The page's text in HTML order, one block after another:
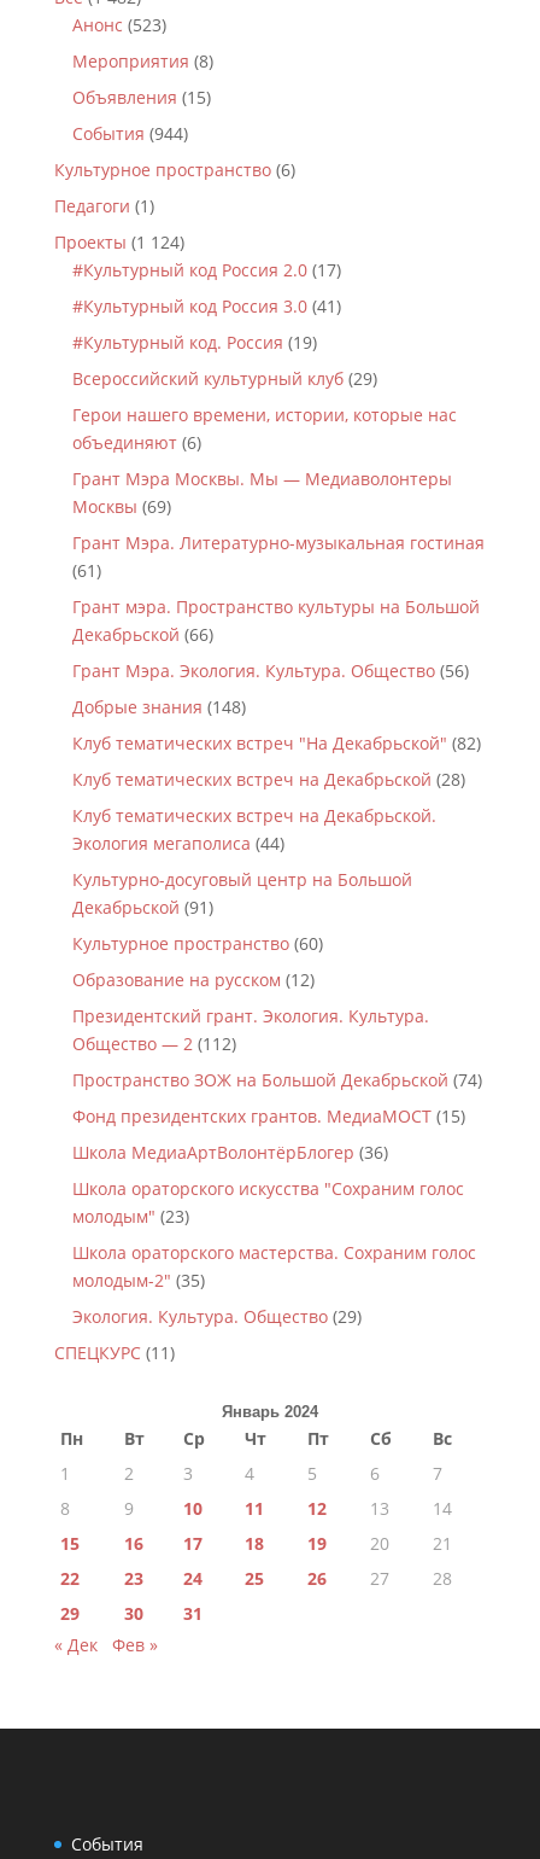
Анонс (523)
Мероприятия (8)
Объявления (15)
События (944)
Культурное пространство(6)
Педагоги (1)
Проекты (1 124)
#Культурный код Россия 2.0(17)
#Культурный код Россия 3.0(41)
#Культурный код. Россия (19)
Всероссийский культурный клуб(29)
Герои нашего времени, истории, которые нас
объединяют(6)
Грант Мэра Москвы. Мы — Медиаволонтеры
Москвы (69)
Грант Мэра. Литературно-музыкальная гостиная
(61)
Грант мэра. Пространство культуры на Большой
Декабрьской (66)
Грант Мэра. Экология. Культура. Общество(56)
Добрые знания (148)
Клуб тематических встреч "На Декабрьской" (82)
Клуб тематических встреч на Декабрьской (28)
Клуб тематических встреч на Декабрьской.
Экология мегаполиса (44)
Культурно-досуговый центр на Большой
Декабрьской (91)
Культурное пространство(60)
Образование на русском (12)
Президентский грант. Экология. Культура.
Общество — 2 (112)
Пространство ЗОЖ на Большой Декабрьской (74)
Фонд президентских грантов. МедиаМОСТ(15)
Школа МедиаАртВолонтёрБлогер (36)
Школа ораторского искусства "Сохраним голос
молодым" (23)
Школа ораторского мастерства. Сохраним голос
молодым-2" (35)
Экология. Культура. Общество(29)
СПЕЦКУРС(11)
Январь 2024
Пн Вт Ср Чт Пт Сб
Вс
1
2 3 4 5 6
7
8
9 10 11 12 13
14
15
16 17 18 19 20
21
22
23 24 25 26 27
28
29
30
31
« Дек
Фев »
События